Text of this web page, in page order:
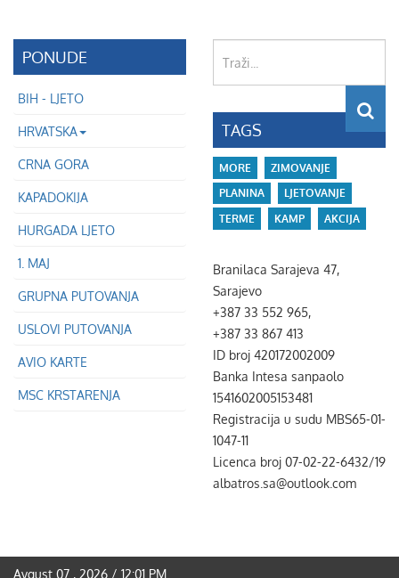
PONUDE
BIH - LJETO
HRVATSKA
CRNA GORA
KAPADOKIJA
HURGADA LJETO
1. MAJ
GRUPNA PUTOVANJA
USLOVI PUTOVANJA
AVIO KARTE
MSC KRSTARENJA
TAGS
MORE
ZIMOVANJE
PLANINA
LJETOVANJE
TERME
KAMP AKCIJA
Branilaca Sarajeva 47,
Sarajevo
+387 33 552 965,
+387 33 867 413
ID broj 420172002009
Banka Intesa sanpaolo
1541602005153481
Registracija u sudu MBS65-01-
1047-11
Licenca broj 07-02-22-6432/19
albatros.sa@outlook.com
Avgust 07 , 2026 / 12:01 PM